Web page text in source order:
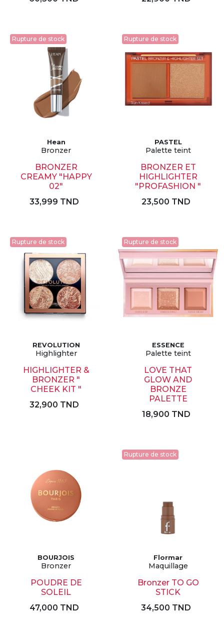
Rupture de stock
Hean
Bronzer
BRONZER
CREAMY "HAPPY
02"
33,999 TND
Rupture de stock
PASTEL
Palette teint
BRONZER ET
HIGHLIGHTER
"PROFASHION "
23,500 TND
Rupture de stock
REVOLUTION
Highlighter
HIGHLIGHTER &
BRONZER "
CHEEK KIT "
32,900 TND
Rupture de stock
ESSENCE
Palette teint
LOVE THAT
GLOW AND
BRONZE
PALETTE
18,900 TND
BOURJOIS
Bronzer
POUDRE DE
SOLEIL
47,000 TND
Rupture de stock
Flormar
Maquillage
Bronzer TO GO
STICK
34,500 TND